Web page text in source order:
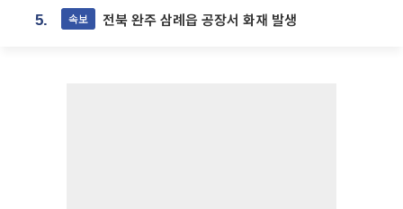
5. 속보 전북 완주 삼례읍 공장서 화재 발생